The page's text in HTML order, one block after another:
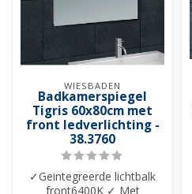
WIESBADEN
Badkamerspiegel
Tigris 60x80cm met
front ledverlichting -
38.3760
✓Geintegreerde lichtbalk
front6400K ✓ Met